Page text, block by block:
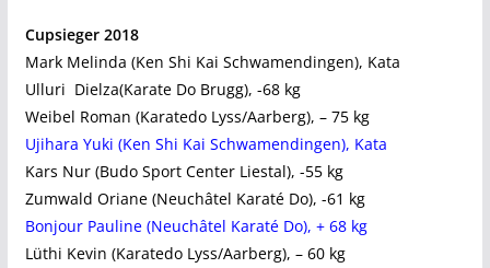
Cupsieger 2018
Mark Melinda (Ken Shi Kai Schwamendingen), Kata
Ulluri Dielza(Karate Do Brugg), -68 kg
Weibel Roman (Karatedo Lyss/Aarberg), – 75 kg
Ujihara Yuki (Ken Shi Kai Schwamendingen), Kata
Kars Nur (Budo Sport Center Liestal), -55 kg
Zumwald Oriane (Neuchâtel Karaté Do), -61 kg
Bonjour Pauline (Neuchâtel Karaté Do), + 68 kg
Lüthi Kevin (Karatedo Lyss/Aarberg), – 60 kg